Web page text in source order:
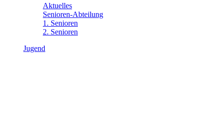
Aktuelles
Senioren-Abteilung
1. Senioren
2. Senioren
Jugend